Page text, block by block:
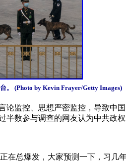
。 (Photo by Kevin Frayer/Getty Images)
监控、思想严密监控，导致中
数参与调查的网友认为中共政权
在总爆发，大家预测一下，习几